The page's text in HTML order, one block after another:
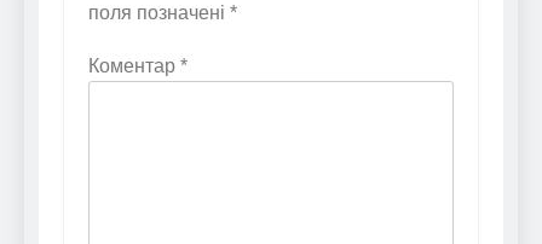
поля позначені *
Коментар *